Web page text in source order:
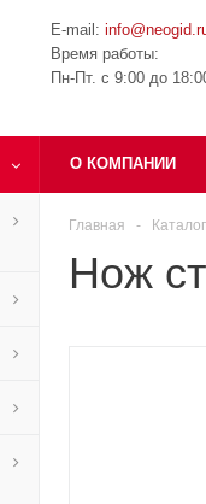
E-mail:
Время работы:
Пн-Пт. с 9:00 до
О КОМПАНИИ
Главная - Каталог
Нож